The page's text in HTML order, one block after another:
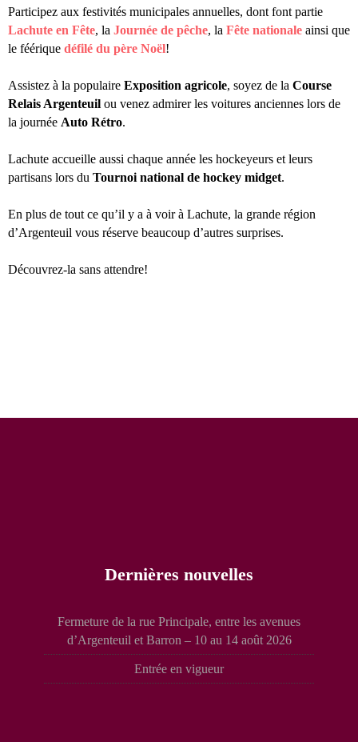
Participez aux festivités municipales annuelles, dont font partie
Lachute en Fête, la Journée de pêche, la Fête nationale ainsi que
le féérique défilé du père Noël!
Assistez à la populaire Exposition agricole, soyez de la Course
Relais Argenteuil ou venez admirer les voitures anciennes lors de
la journée Auto Rétro.
Lachute accueille aussi chaque année les hockeyeurs et leurs
partisans lors du Tournoi national de hockey midget.
En plus de tout ce qu’il y a à voir à Lachute, la grande région
d’Argenteuil vous réserve beaucoup d’autres surprises.
Découvrez-la sans attendre!
Dernières nouvelles
Fermeture de la rue Principale, entre les avenues
d’Argenteuil et Barron – 10 au 14 août 2026
Entrée en vigueur